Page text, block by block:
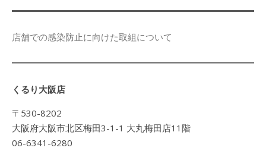
店舗での感染防止に向けた取組について
くるり大阪店
〒530-8202
大阪府大阪市北区梅田3-1-1 大丸梅田店11階
06-6341-6280